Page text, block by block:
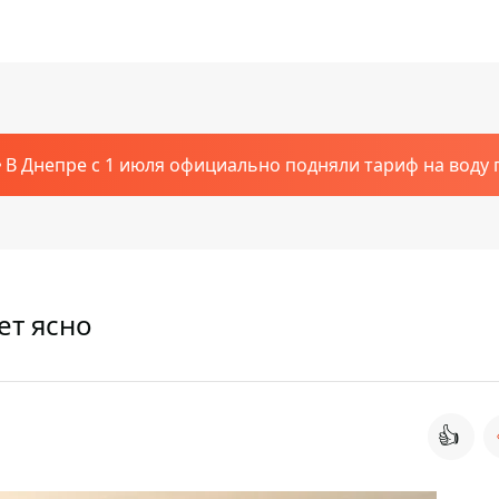
В Днепре с 1 июля официально подняли тариф на воду
ясно
👍